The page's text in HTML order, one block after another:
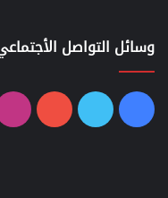
وسائل التواصل
فيسبوك
تويتر